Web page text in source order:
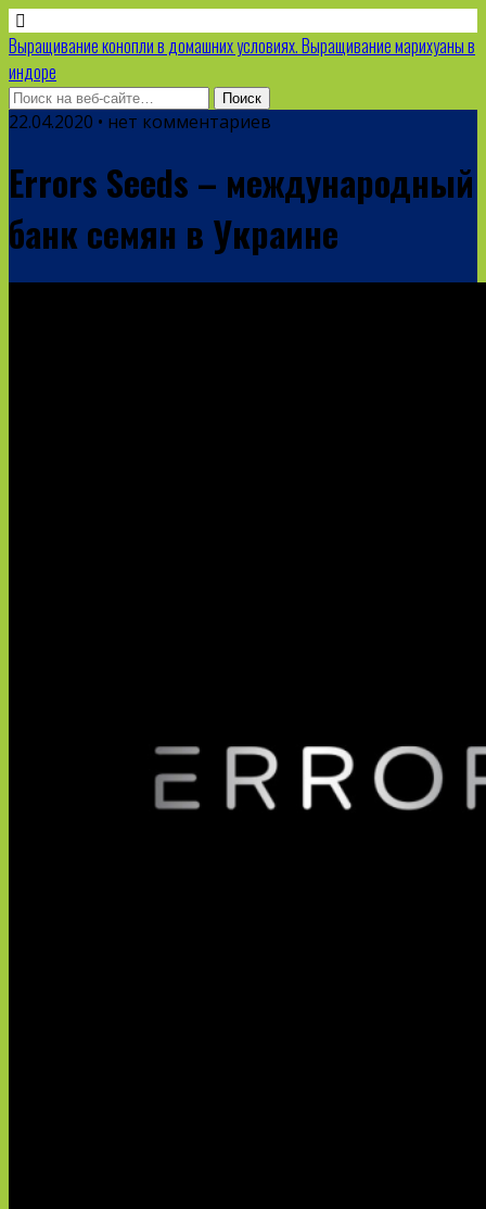
Выращивание конопли в домашних условиях. Выращивание марихуаны в
индоре
22.04.2020 • нет комментариев
Errors Seeds – международный
банк семян в Украине